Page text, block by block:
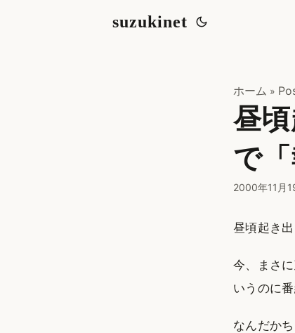
suzukinet
ホーム »
昼
で
2000年11月
昼頃起き
今、まさ
いうのに
なんだか